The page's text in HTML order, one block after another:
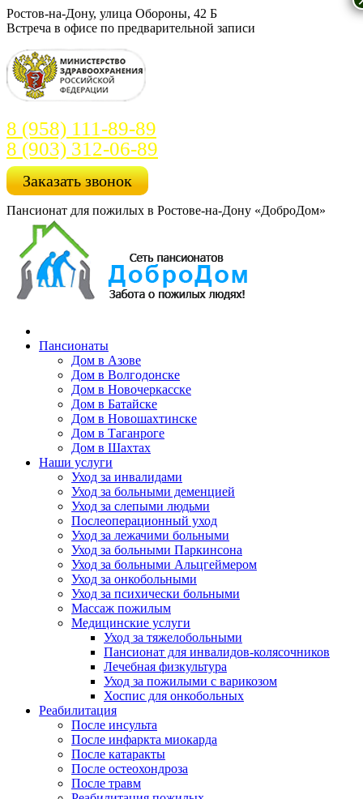
Перейти
к
Ростов-на-Дону, улица Обороны, 42 Б
Встреча в офисе по предварительной записи
8 (958) 111-89-89
8 (903) 312-06-89
Заказать звонок
Пансионат для пожилых в Ростове-на-Дону «ДоброДом»
Пансионаты
Дом в Азове
Дом в Волгодонске
Дом в Новочеркасске
Дом в Батайске
Дом в Новошахтинске
Дом в Таганроге
Дом в Шахтах
Наши услуги
Уход за инвалидами
Уход за больными деменцией
Уход за слепыми людьми
Послеоперационный уход
Уход за лежачими больными
Уход за больными Паркинсона
Уход за больными Альцгеймером
Уход за онкобольными
Уход за психически больными
Массаж пожилым
Медицинские услуги
Уход за тяжелобольными
Пансионат для инвалидов-колясочников
Лечебная физкультура
Уход за пожилыми с варикозом
Хоспис для онкобольных
Реабилитация
После инсульта
После инфаркта миокарда
После катаракты
После остеохондроза
После травм